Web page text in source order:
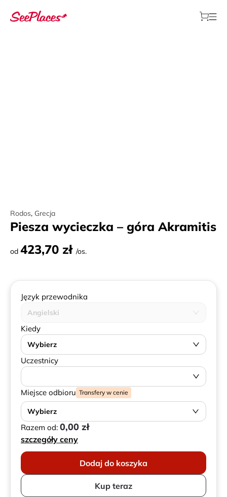
Rodos, Grecja
Piesza wycieczka – góra Akramitis
od 423,70 zł /os.
Język przewodnika
Angielski
Kiedy
Wybierz
Uczestnicy
Miejsce odbioru Transfery w cenie
Wybierz
Razem od: 0,00 zł
szczegóły ceny
Dodaj do koszyka
Kup teraz